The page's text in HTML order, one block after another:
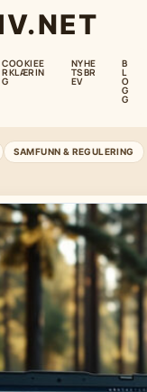
COOKIEE
RKLÆRIN
G
NYHE
TSBR
EV
B
L
O
G
G
SAMFUNN & REGULERING